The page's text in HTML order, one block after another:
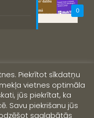
0
Piekrītot sīkdatņu
vietnes optimāla
jūs piekrītat, ka
Savu piekrišanu jūs
saglabātās